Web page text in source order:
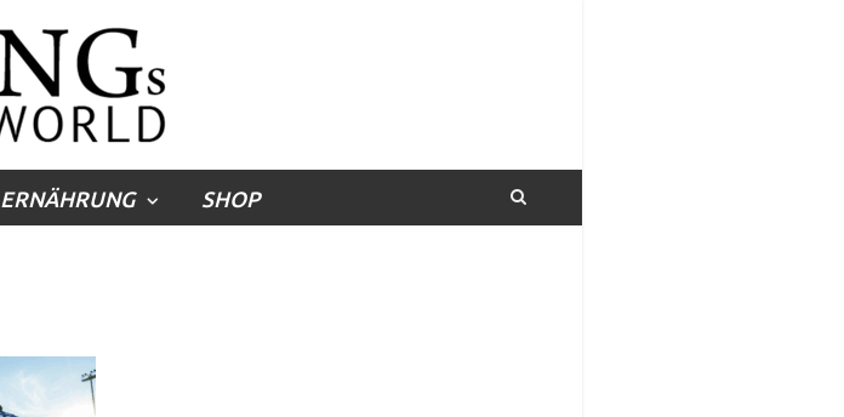
ERNÄHRUNG SHOP